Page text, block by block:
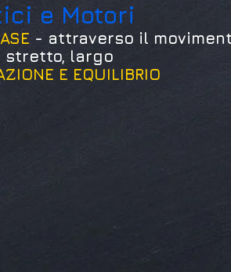
e Motori
- attraverso il
stretto, largo
E EQUILIBRIO